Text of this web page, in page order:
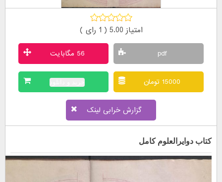
امتیاز 5.00 ( 1 رای )
pdf 56 مگابایت
15000 تومان خرید و دانلود
گزارش خرابی لینک
کتاب دوایرالعلوم کامل